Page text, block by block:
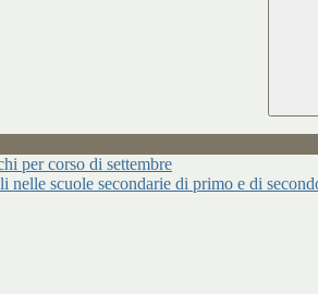
per corso di settembre
scuole secondarie di primo e di